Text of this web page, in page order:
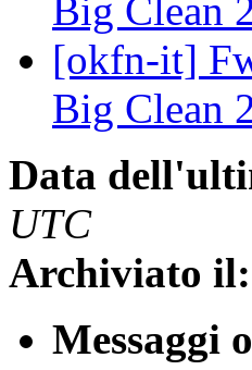
Big Clean
[okfn-it]
Big Clean
Data
UTC
Archiviato il:
Messaggi